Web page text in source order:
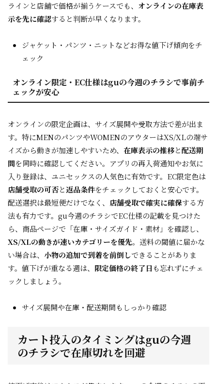
ラインと店舗で価格が揃うケースでも、 オンラインの在庫表
示を先に確認すると判断が早くなります。
ジャケット・パンツ・ニットなどお得な値下げ傾向をチ
ェック
オンライン限定・EC仕様はguの今週のチラシで事前チ
ェックが安心
オンラインの限定企画は、サイズ展開や受取方法で差が出ま
す。特にMENのパンツやWOMENのアウターはXS/XLの端サ
イズから動きが加速しやすいため、 在庫表示の推移と配送期
間を同時に確認してください。アプリの再入荷通知やお気に
入り登録は、ユニセックスの人気色に有効です。EC限定色は
店舗受取の可否と返品条件をチェックしておくと安心です。
配送選択は最短便だけでなく、 店舗受取で確実に確保する方
法も有力です。gu今週のチラシでEC仕様の記載を見つけた
ら、商品ページで「在庫・サイズガイド・素材」を確認し、
XS/XLの動きが速いカテゴリーを優先。送料の閾値に届かな
い場合は、 小物の追加で到着を前倒しできることがありま
す。値下げが重なる週は、 限定価格の終了日も忘れずにチェ
ックしましょう。
サイズ展開や在庫・配送期間もしっかり確認
カート投入のタイミングはguの今週
のチラシで在庫切れを回避